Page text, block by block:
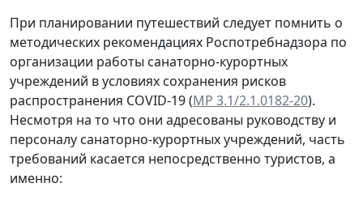
При планировании путешествий следует помнить о
методических рекомендациях Роспотребнадзора по
организации работы санаторно-курортных
учреждений в условиях сохранения рисков
распространения COVID-19 (MP 3.1/2.1.0182-20).
Несмотря на то что они адресованы руководству и
персоналу санаторно-курортных учреждений, часть
требований касается непосредственно туристов, а
именно: